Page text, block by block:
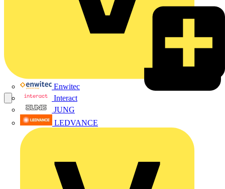
Enwitec
Interact
JUNG
LEDVANCE